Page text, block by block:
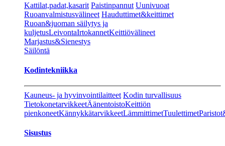
Kattilat,padat,kasarit Paistinpannut Uunivuoat
Ruoanvalmistusvälineet Hauduttimet&keittimet
Ruoan&juoman säilytys ja
kuljetusLeivontaIrtokannetKeittiövälineet
Marjastus&Sienestys
Säilöntä
Kodintekniikka
Kauneus- ja hyvinvointilaitteet Kodin turvallisuus
TietokonetarvikkeetÄänentoistoKeittiön
pienkoneetKännykkätarvikkeetLämmittimetTuulettimet
Sisustus